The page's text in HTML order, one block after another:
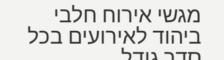
מגשי אירוח חלבי
ביהוד לאירועים בכל